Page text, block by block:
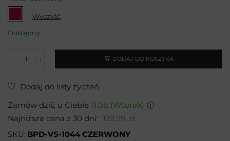
Wyczyść
Dostępny
DODAJ DO KOSZYKA
Dodaj do listy życzeń
Zamów dziś, u Ciebie 11.08 (Wtorek) ⓘ
Najniższa cena z 30 dni:
129,99 zł
SKU: BPD-VS-1044 CZERWONY